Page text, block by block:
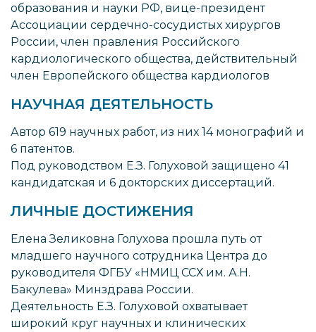
образования и науки РФ, вице-президент
Ассоциации сердечно-сосудистых хирургов
России, член правления Российского
кардиологического общества, действительный
член Европейского общества кардиологов
НАУЧНАЯ ДЕЯТЕЛЬНОСТЬ
Автор 619 научных работ, из них 14 монографий и
6 патентов.
Под руководством Е.З. Голуховой защищено 41
кандидатская и 6 докторских диссертаций.
ЛИЧНЫЕ ДОСТИЖЕНИЯ
Елена Зеликовна Голухова прошла путь от
младшего научного сотрудника Центра до
руководителя ФГБУ «НМИЦ ССХ им. А.Н.
Бакулева» Минздрава России.
Деятельность Е.З. Голуховой охватывает
широкий круг научных и клинических